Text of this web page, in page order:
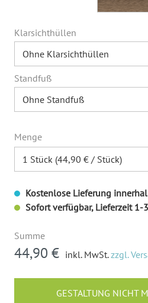
Klarsichthüllen
Standfuß
Menge
Kostenlose Lieferung
Sofort verfügbar, Lieferzeit 1-
Summe
44,90 € inkl. MwSt.zzgl.
GESTALTUNG NICHT